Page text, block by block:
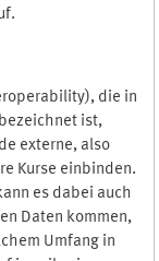
die in
ist,
externe, also
Kurse einbinden.
es dabei auch
Daten kommen,
Umfang in